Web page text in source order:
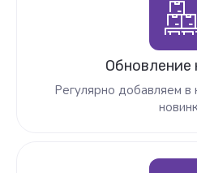
Обновление
Регулярно добавляем в